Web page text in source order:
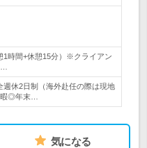
1時間+休憩15分）※クライアン
休2日制（海外赴任の際は現地
◎年末…
気になる